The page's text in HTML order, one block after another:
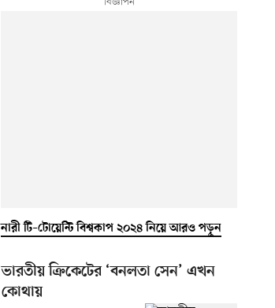
নারী টি–টোয়েন্টি বিশ্বকাপ ২০২৪ নিয়ে আরও পড়ুন
ভারতীয় ক্রিকেটের ‘বনলতা সেন’ এখন
কোথায়